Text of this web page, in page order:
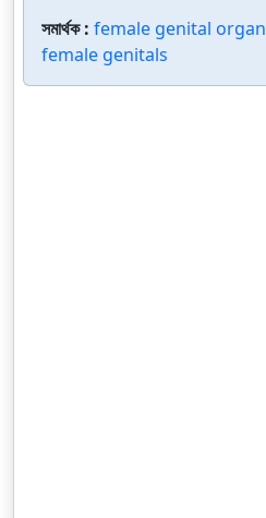
সমার্থক : female genital organ
female genitals